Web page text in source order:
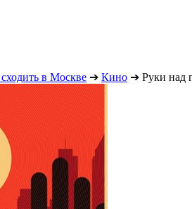
в Москве ➔ Кино ➔ Руки над